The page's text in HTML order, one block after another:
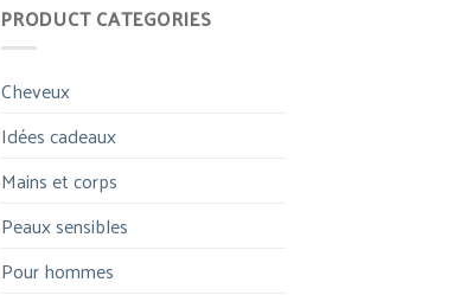
PRODUCT CATEGORIES
Cheveux
Idées cadeaux
Mains et corps
Peaux sensibles
Pour hommes